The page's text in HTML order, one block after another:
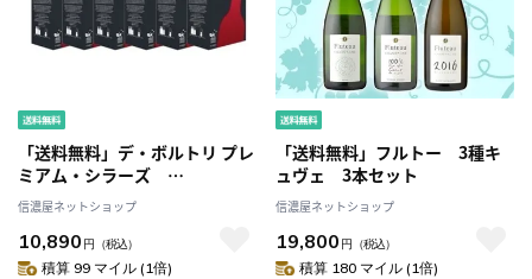
「送料無料」デ・ボルトリ プレ
ミアム・シラーズ
BIB（2000ml） 6箱セット
信濃屋ネットショップ
10,890 円 （税込）
積算 99 マイル (1倍)
「送料無料」フルトー 3種キ
ュヴェ 3本セット
信濃屋ネットショップ
19,800 円 （税込）
積算 180 マイル (1倍)